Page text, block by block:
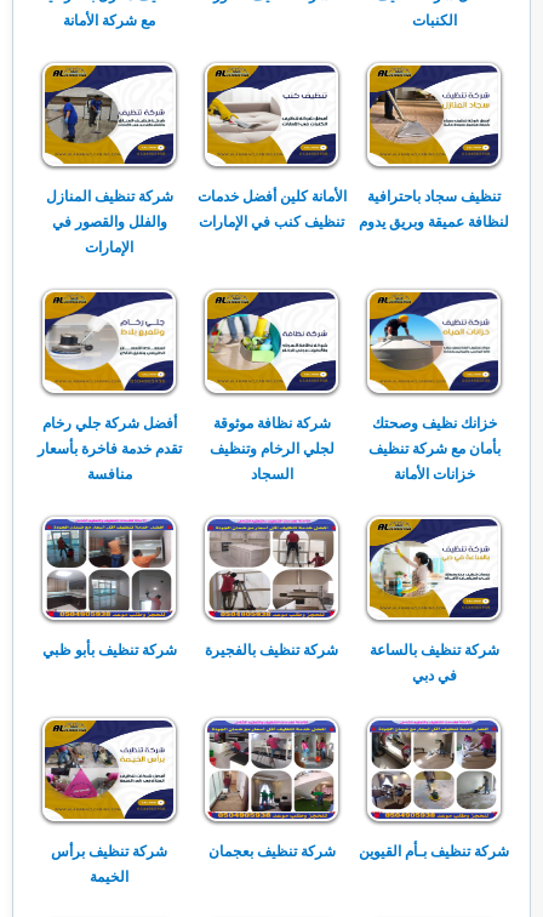
الكنبات
مع شركة الأمانة
تنظيف سجاد باحترافية
لنظافة عميقة وبريق يدوم
الأمانة كلين أفضل خدمات
تنظيف كنب في الإمارات
شركة تنظيف المنازل
والفلل والقصور في
الإمارات
خزانك نظيف وصحتك
بأمان مع شركة تنظيف
خزانات الأمانة
شركة نظافة موثوقة
لجلي الرخام وتنظيف
السجاد
أفضل شركة جلي رخام
تقدم خدمة فاخرة بأسعار
منافسة
شركة تنظيف بالساعة
في دبي
شركة تنظيف بالفجيرة شركة تنظيف بأبو ظبي
شركة تنظيف بـأم القيوين شركة تنظيف بعجمان
شركة تنظيف برأس
الخيمة